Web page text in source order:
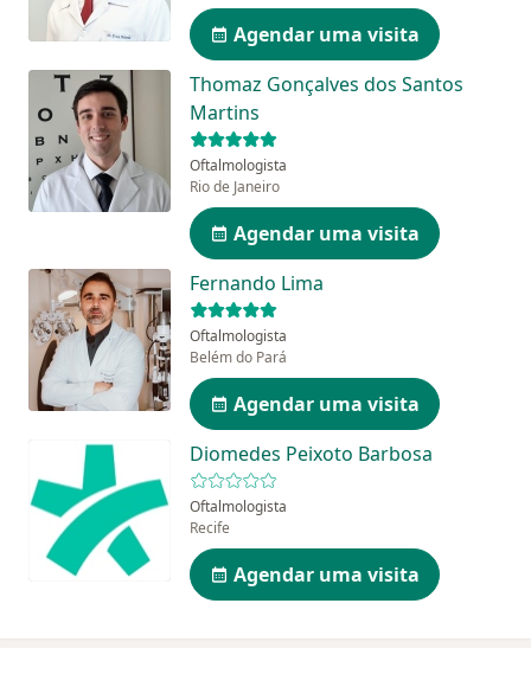
Agendar uma visita
Thomaz Gonçalves dos Santos
Martins
Oftalmologista
Rio de Janeiro
Agendar uma visita
Fernando Lima
Oftalmologista
Belém do Pará
Agendar uma visita
Diomedes Peixoto Barbosa
Oftalmologista
Recife
Agendar uma visita